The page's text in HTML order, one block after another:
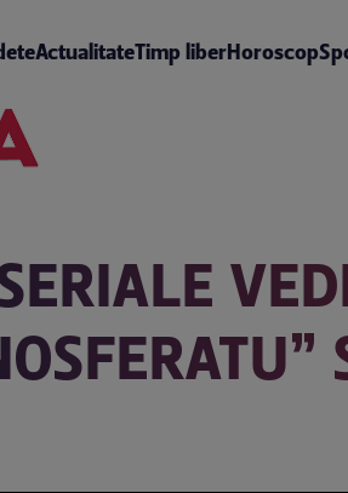
ActualitateTimp liberHoroscop